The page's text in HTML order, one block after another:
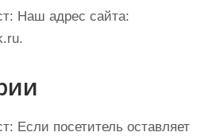
Наш адрес сайта:
Если посетитель оставляет